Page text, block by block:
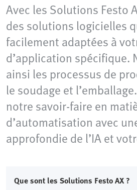
Avec les Solutions Festo
des solutions logicielles
facilement adaptées à
d’application spécifique.
ainsi les processus de
le soudage et
notre savoir-faire en
d’automatisation avec
approfondie de l’IA et
Que sont les Solutions Festo AX ?